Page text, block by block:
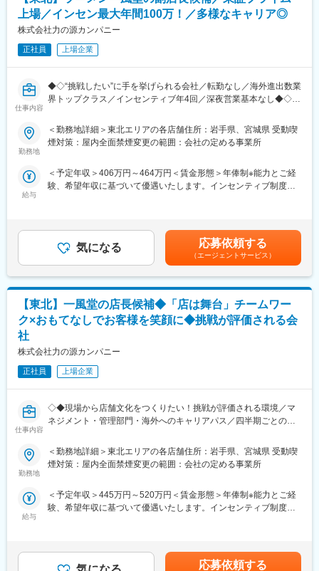
■当社の特徴
・お客様一人ひとりに「ちゃんとおいしいラーメンを笑顔で食べ
てもらう」接客
・目指すのは2028年3月期にグループ売上高500億、営業利益50
億以上、約500店舗の展開！国内は毎年10～20、海外は20~30店
■研修：
・社外研修にも積極的で、飲食×ビジネスのスキルを幅広く習得可
能です。
・副店長→店長→エリアマネージャー→ブロック長といったマネ
ジメントラインのほか、人事・労務・広報・商品開発・海外事業
部など本部ポジションへの挑戦も可能。
・国内店舗で店長を経験した後に、海外店舗へチャレンジする社
員も多数います。
・将来の独立を見据え、店舗経営を一通り学びたい方にもぴった
りの環境です！
・休日出勤などもブロック長、SVがサポートしていますのでエリ
ア内で人員を補い合い、適正な運営を実現しています。
・四半期毎の店舗ランキングにより決まります。※年間で最大100
万
■こんな方におすすめ：
・国内外に活躍のフィールドをお求めの方
変更の範囲：会社の定める業務
であり、選考を通じて上下する可能性があります。月給(月額)は固
定手当を含めた表記です。
上場／インセン最大年間100万！／多様なキャリア◎
株式会社力の源カンパニー
正社員 上場企業
仕事内容
◆◇“挑戦したい”に手を挙げられる会社／転勤なし／海外進出数業
界トップクラス／インセンティブ年4回／深夜営業基本なし◆◇
■おすすめPOINT ＼世界的人気ブランドで“おもてなし”を極める
店舗マネジメント職／
・深夜勤務は基本なし＆欠員時はエリアで支え合う体制で、急な
休日出勤や長時間労働を防ぐ仕組みあり◎
■職務内容
・調理、仕込み、ホール業務
・売上金、食材管理
・店舗の衛生管理
・スタッフ育成、シフト管理
・店舗の経営戦略
てもらう」接客
・「人を大切にする文化」と「頑張りを正当に評価する風土」の
もと、世界に日本の食文化と“おもてなし”を発信！
億以上、約500店舗の展開！国内は毎年10～20、海外は20~30店
舗の出店を予定しています。
■研修：
・入社後はeラーニング「eトレ」や座学研修、OJTで調理・接客
から経営ノウハウまで体系的に学べます◎
能です。
部など本部ポジションへの挑戦も可能。
勤務地
＜勤務地詳細＞東北エリアの各店舗住所：岩手県、宮城県 受動喫
煙対策：屋内全面禁煙変更の範囲：会社の定める事業所
給与
＜予定年収＞406万円～464万円＜賃金形態＞年俸制※能力とご経
験、希望年収に基づいて優遇いたします。インセンティブ制度あ
387,000円（12分割）（一律手当を含む）＜昇給有無＞有＜残業
手当＞有＜給与補足＞■昇給年1回、インセンティブ制度：年4回
（店舗の目標達成時に支給）■モデル例:・入社2年目24歳・店長
職/(インセンティブ含む年俸)470万円・入社5年目27歳・SV職/(イ
ンセンティブ含む年俸)580万円・入社8年目30歳・ブロック長
職/(インセンティブ含む年俸)660万円賃金はあくまでも目安の金額
であり、選考を通じて上下する可能性があります。月給(月額)は固
定手当を含めた表記です。
気になる 応募依頼する
（エージェントサービス）
【東北】一風堂の店長候補◆「店は舞台」チームワー
ク×おもてなしでお客様を笑顔に◆挑戦が評価される会
社
株式会社力の源カンパニー
正社員 上場企業
仕事内容
◇◆現場から店舗文化をつくりたい！挑戦が評価される環境／マ
ネジメント・管理部門・海外へのキャリアパス／四半期ごとのイ
おすすめPOINT
・接客マニュアルは最小限。現場の“気づき”から生まれるおもてな
しを、文化として育てていく役割です
っかり還元（最大年100万円）
勤務地
＜勤務地詳細＞東北エリアの各店舗住所：岩手県、宮城県 受動喫
煙対策：屋内全面禁煙変更の範囲：会社の定める事業所
給与
＜予定年収＞445万円～520万円＜賃金形態＞年俸制※能力とご経
験、希望年収に基づいて優遇いたします。インセンティブ制度あ
433,800円（12分割）（一律手当を含む）＜昇給有無＞有＜残業
応募依頼する